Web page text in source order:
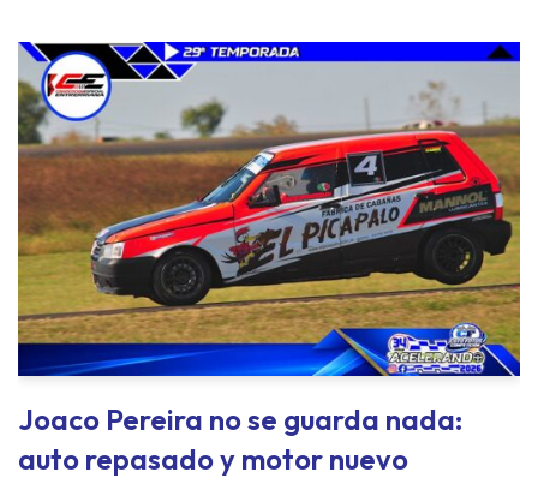
Joaco Pereira no se guarda nada:
auto repasado y motor nuevo